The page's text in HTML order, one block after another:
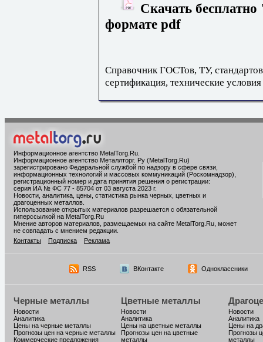
Скачать
формате pdf
Справочник ГОСТов, ТУ,
сертификация, технические условия
Информационное агентство MetalTorg.Ru
Информационное агентство Металлторг. Ру (MetalTorg.Ru)
зарегистрировано Федеральной службой по надзору в сфере связи,
информационных технологий и массовых коммуникаций (Роскомнадзор),
регистрационный номер и дата принятия решения о регистрации:
серия ИА № ФС 77 - 85704 от 03 августа 2023 г.
Новости, аналитика, цены, статистика рынка черных, цветных и
драгоценных металлов.
Использование открытых материалов разрешается с обязательной
гиперссылкой на MetalTorg.Ru
Мнение авторов материалов, размещаемых на сайте MetalTorg.Ru, может
не совпадать с мнением редакции.
Контакты
Подписка Реклама
RSS ВКонтакте Одноклассники
Черные металлы
Новости
Аналитика
Цены на черные металлы
Прогнозы цен на черные металлы
Коммерческие предложения
Цветные металлы
Новости
Аналитика
Цены на цветные металлы
Прогнозы цен на цветные
металлы
Новости
Аналитика
Цены на
Прогнозы
металлы